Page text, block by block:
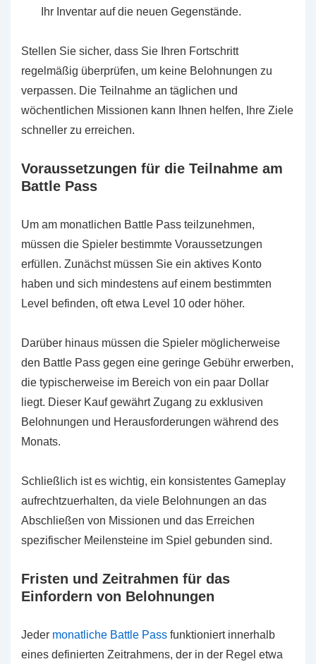
Ihr Inventar auf die neuen Gegenstände.
Stellen Sie sicher, dass Sie Ihren Fortschritt
regelmäßig überprüfen, um keine Belohnungen zu
verpassen. Die Teilnahme an täglichen und
wöchentlichen Missionen kann Ihnen helfen, Ihre Ziele
schneller zu erreichen.
Voraussetzungen für die Teilnahme am
Battle Pass
Um am monatlichen Battle Pass teilzunehmen,
müssen die Spieler bestimmte Voraussetzungen
erfüllen. Zunächst müssen Sie ein aktives Konto
haben und sich mindestens auf einem bestimmten
Level befinden, oft etwa Level 10 oder höher.
Darüber hinaus müssen die Spieler möglicherweise
den Battle Pass gegen eine geringe Gebühr erwerben,
die typischerweise im Bereich von ein paar Dollar
liegt. Dieser Kauf gewährt Zugang zu exklusiven
Belohnungen und Herausforderungen während des
Monats.
Schließlich ist es wichtig, ein konsistentes Gameplay
aufrechtzuerhalten, da viele Belohnungen an das
Abschließen von Missionen und das Erreichen
spezifischer Meilensteine im Spiel gebunden sind.
Fristen und Zeitrahmen für das
Einfordern von Belohnungen
Jeder monatliche Battle Pass funktioniert innerhalb
eines definierten Zeitrahmens, der in der Regel etwa